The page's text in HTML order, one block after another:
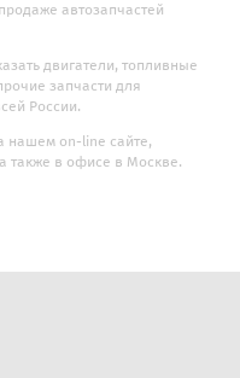
автозапчастей
двигатели, топливные
запчасти для
России.
нашем on-line сайте,
также в офисе в Москве.